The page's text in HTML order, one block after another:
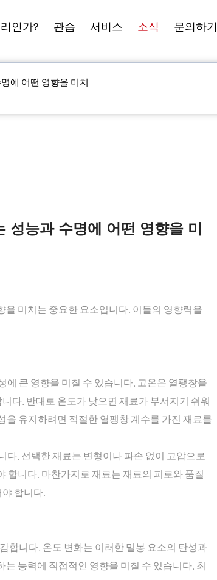
인가? 관습 서비스 소식 문의하기
에 어떤 영향을 미치
능과 수명에 어떤 영향을 미
을 미치는 중요한 요소입니다. 이들의 영향력을
큰 영향을 미칠 수 있습니다. 고온은 열팽창을
다. 반대로 온도가 낮으면 재료가 부서지기 쉬워
유지하려면 적절한 열팽창 계수를 가진 재료를
. 선택한 재료는 변형이나 파손 없이 고압으로
합니다. 마찬가지로 재료는 재료의 피로와 품질
합니다.
합니다. 온도 변화는 이러한 밀봉 요소의 탄성과
능력에 직접적인 영향을 미칠 수 있습니다. 최